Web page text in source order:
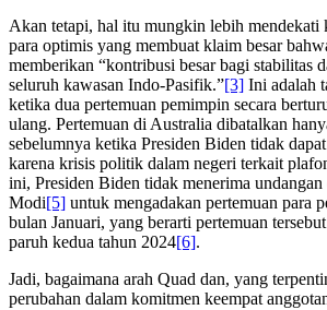
Akan tetapi, hal itu mungkin lebih mendekati
para optimis yang membuat klaim besar
memberikan “kontribusi besar bagi stabilitas
seluruh kawasan Indo-Pasifik.”[3] Ini adalah
ketika dua pertemuan pemimpin secara
ulang. Pertemuan di Australia dibatalkan
sebelumnya ketika Presiden Biden tidak
karena krisis politik dalam negeri terkait
ini, Presiden Biden tidak menerima
Modi[5] untuk mengadakan pertemuan para
bulan Januari, yang berarti pertemuan
paruh kedua tahun 2024[6].
Jadi, bagaimana arah Quad dan, yang
perubahan dalam komitmen keempat